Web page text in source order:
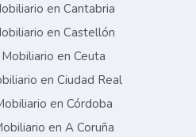
en Cantabria
en Castellón
en Ceuta
en Ciudad Real
en Córdoba
en A Coruña